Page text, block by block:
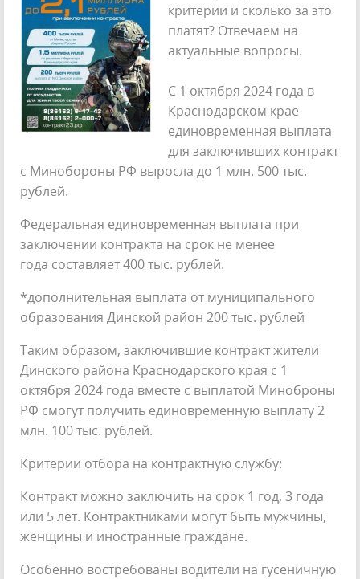
критерии и сколько за это
платят? Отвечаем на
актуальные вопросы.
С 1 октября 2024 года в
Краснодарском крае
единовременная выплата
для заключивших контракт
с Минобороны РФ выросла до 1 млн. 500 тыс.
рублей.
Федеральная единовременная выплата при
заключении контракта на срок не менее
года составляет 400 тыс. рублей.
*дополнительная выплата от муниципального
образования Динской район 200 тыс. рублей
Таким образом, заключившие контракт жители
Динского района Краснодарского края с 1
октября 2024 года вместе с выплатой Миноброны
РФ смогут получить единовременную выплату 2
млн. 100 тыс. рублей.
Критерии отбора на контрактную службу:
Контракт можно заключить на срок 1 год, 3 года
или 5 лет. Контрактниками могут быть мужчины,
женщины и иностранные граждане.
Особенно востребованы водители на гусеничную